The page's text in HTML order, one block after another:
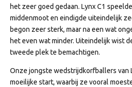
het zeer goed gedaan. Lynx C1
middenmoot en eindigde uiteindelijk
begon zeer sterk, maar na een wat
het even wat minder. Uiteindelijk wist
tweede plek te bemachtigen.
Onze jongste wedstrijdkorfballers van
moeilijke start, waarbij ze vooral